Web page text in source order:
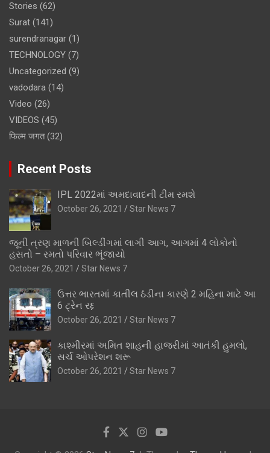
Stories (62)
Surat (141)
surendranagar (1)
TECHNOLOGY (7)
Uncategorized (9)
vadodara (14)
Video (26)
VIDEOS (45)
फिल्म जगत(32)
Recent Posts
IPL 2022માં અમદાવાદની ટીમ રમશે
October 26, 2021 Star News 7
જૂની ત્રણ માળની બિલ્ડીંગમાં લાગી આગ, આગમાં 4 લોકોનો
હસતો – રમતો પરિવાર ભૂંજાયો
October 26, 2021 Star News 7
ઉત્તર ભારતમાં કાતીલ ઠંડીના કારણે 2 મહિના માટે આ
6 ટ્રેન રદ્દ
October 26, 2021 Star News 7
કાશ્મીરમાં અમિત શાહની હાજરીમાં આતંકી હુમલો,
સર્ચ ઓપરેશન શરૂ
October 26, 2021 Star News 7